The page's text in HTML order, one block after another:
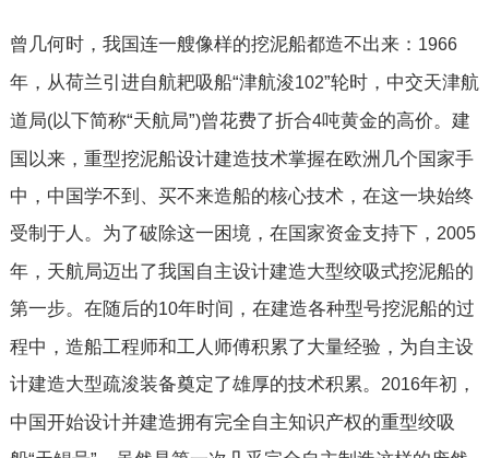
曾几何时，我国连一艘像样的挖泥船都造不出来： 1966
年，从荷兰引进自航耙吸船“津航浚102”轮时，中交天津航
道局(以下简称“天航局”)曾花费了折合4吨黄金的高价。建
国以来，重型挖泥船设计建造技术掌握在欧洲几个国家手
中，中国学不到、买不来造船的核心技术，在这一块始终
受制于人。为了破除这一困境，在国家资金支持下， 2005
年，天航局迈出了我国自主设计建造大型绞吸式挖泥船的
第一步。在随后的10年时间，在建造各种型号挖泥船的过
程中，造船工程师和工人师傅积累了大量经验，为自主设
计建造大型疏浚装备奠定了雄厚的技术积累。
2016年初，
中国开始设计并建造拥有完全自主知识产权的重型绞吸